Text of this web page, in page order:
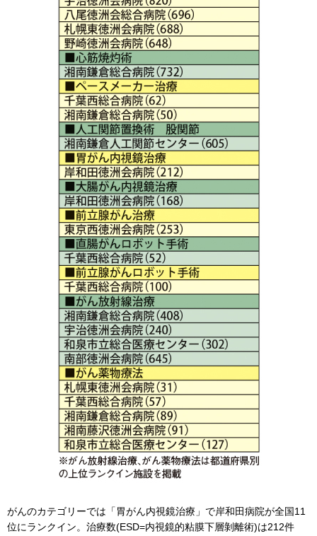
がんのカテゴリーでは「胃がん内視鏡治療」で岸和田病院が全国11
位にランクイン。治療数(ESD=内視鏡的粘膜下層剝離術)は212件